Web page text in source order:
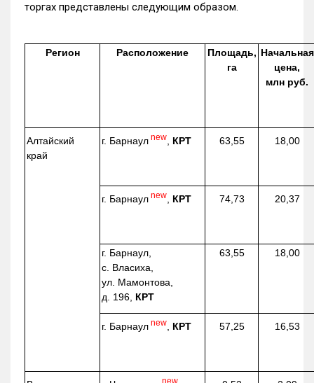
торгах представлены следующим образом.
Регион Расположение
Площадь,
га
Начальная
цена,
млн руб.
Алтайский
край
г. Барнаул new КРТ 63,55 18,00
г. Барнаул new КРТ 74,73 20,37
г. Барнаул,
с. Власиха,
ул. Мамонтова,
д. 196, КРТ
63,55 18,00
г. Барнаул new КРТ 57,25 16,53
new